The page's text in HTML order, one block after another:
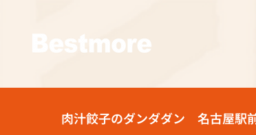
肉汁餃子のダンダダン 名古屋駅